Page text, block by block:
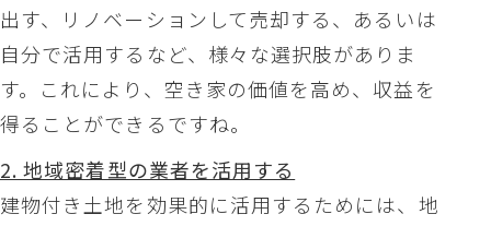
出す、リノベーションして売却する、あるいは
自分で活用するなど、様々な選択肢がありま
す。これにより、空き家の価値を高め、収益を
得ることができるですね。
2. 地域密着型の業者を活用する
建物付き土地を効果的に活用するためには、地